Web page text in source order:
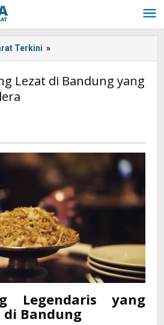
Terkini »
Nasi
Lezat
Lezat di Bandung yang
Legendaris yang
di Bandung